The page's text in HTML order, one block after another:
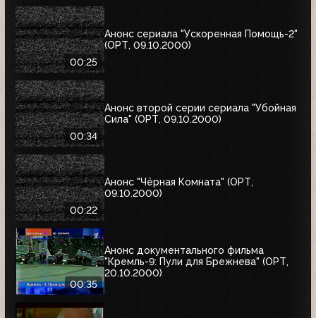
00:25
Анонс сериала "Ускоренная Помощь-2"
(ОРТ, 09.10.2000)
00:34
Анонс второй серии сериала "Убойная
Сила" (ОРТ, 09.10.2000)
00:22
Анонс "Чёрная Комната" (ОРТ,
09.10.2000)
00:35
Анонс документального фильма
"Кремль-9: Пули для Брежнева" (ОРТ,
20.10.2000)